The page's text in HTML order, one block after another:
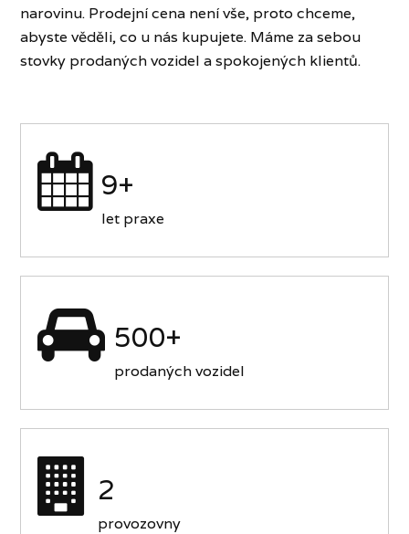
narovinu. Prodejní cena není vše, proto chceme,
abyste věděli, co u nás kupujete. Máme za sebou
stovky prodaných vozidel a spokojených klientů.
9+
let praxe
500+
prodaných vozidel
2
provozovny